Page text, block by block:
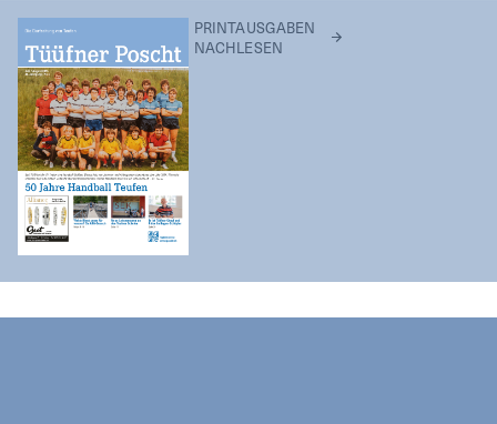
PRINTAUSGABEN
NACHLESEN